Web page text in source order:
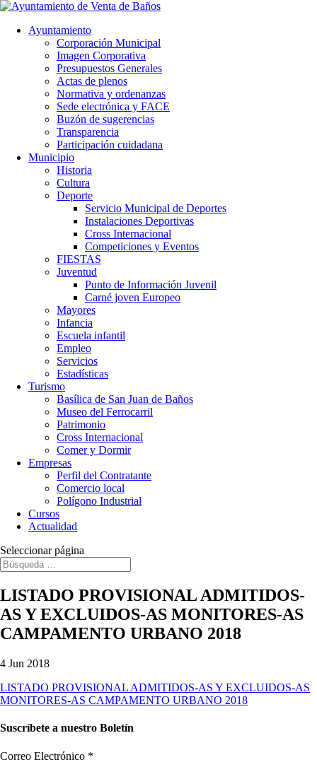
Ayuntamiento
Corporación Municipal
Imagen Corporativa
Presupuestos Generales
Actas de plenos
Normativa y ordenanzas
Sede electrónica y FACE
Buzón de sugerencias
Transparencia
Participación cuidadana
Municipio
Historia
Cultura
Deporte
Servicio Municipal de Deportes
Instalaciones Deportivas
Cross Internacional
Competiciones y Eventos
FIESTAS
Juventud
Punto de Información Juvenil
Carné joven Europeo
Mayores
Infancia
Escuela infantil
Empleo
Servicios
Estadísticas
Turismo
Basílica de San Juan de Baños
Museo del Ferrocarril
Patrimonio
Cross Internacional
Comer y Dormir
Empresas
Perfil del Contratante
Comercio local
Polígono Industrial
Cursos
Actualidad
Seleccionar página
LISTADO PROVISIONAL ADMITIDOS-
AS Y EXCLUIDOS-AS MONITORES-AS
CAMPAMENTO URBANO 2018
4 Jun 2018
LISTADO PROVISIONAL ADMITIDOS-AS Y EXCLUIDOS-AS
MONITORES-AS CAMPAMENTO URBANO 2018
Suscríbete a nuestro Boletín
Correo Electrónico *